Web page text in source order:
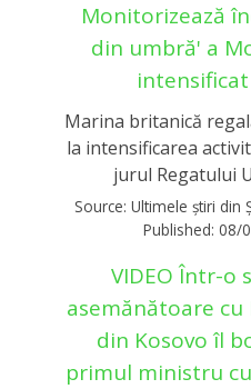
Monitorizează
din umbră' a
Marina britanică
la intensificarea
jurul Regatului
Source: Ultimele știri din
Published: 08/
VIDEO Într-o
asemănătoare cu
din Kosovo îl
primul ministru